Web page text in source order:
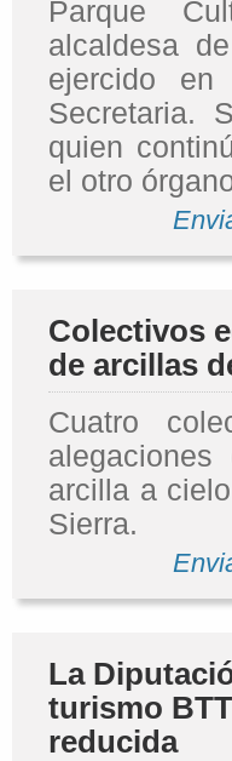
Parque
alcaldesa
ejercido
Secretaria.
quien
el otro
Colectivos
de arcillas
Cuatro
arcilla a
Sierra.
La
turismo
reducida